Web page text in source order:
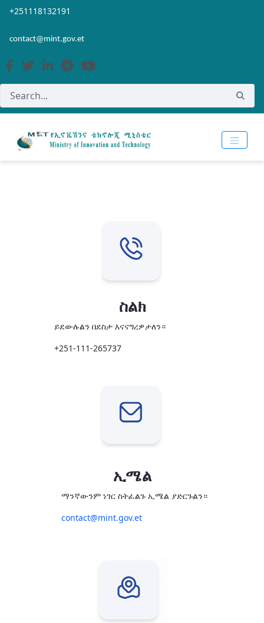
Skip to Main Content
Open Accessibility Menu
+251118132191
contact@mint.gov.et
ስልክ
ይደውሉልን በደስታ እናናግረዎታለን።
+251-111-265737
ኢሜል
ማንኛውንም ነገር ስትፈልጉ ኢሜል ያድርጉልን።
contact@mint.gov.et